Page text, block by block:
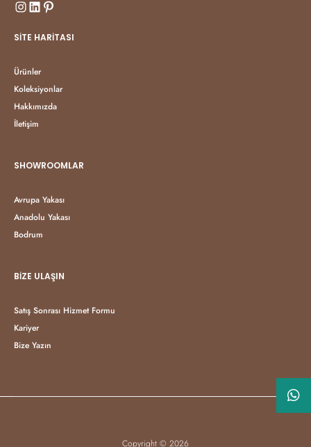
SITE HARITASI
Ürünler
Koleksiyonlar
Hakkımızda
İletişim
SHOWROOMLAR
Avrupa Yakası
Anadolu Yakası
Bodrum
BIZE ULAŞIN
Satış Sonrası Hizmet Formu
Kariyer
Bize Yazın
Copyright © 2026